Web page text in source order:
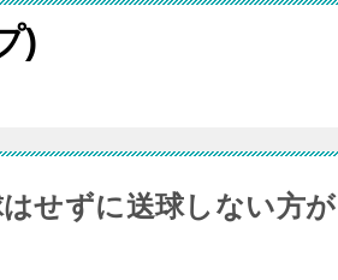
)
せずに送球しない方が